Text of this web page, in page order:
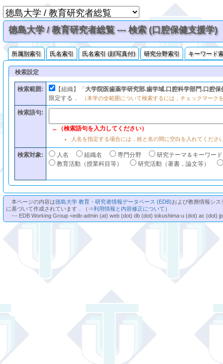
徳島大学 / 教育研究者総覧 --- 検索 (口腔保健支援学)
所属別索引 氏名索引 氏名索引 (顔写真付) 研究分野索引 キーワード
検索設定
検索範囲: 【組織】「 大学院医歯薬学研究部.歯学域.口腔科学部門.口腔
限定する．
（本学の全範囲について検索するには，チェックマーク
検索語句:
←（検索語句を入力してください）
人名を指定する場合には，姓と名の間に空白を入れてくださ
検索対象: 人名 組織名 専門分野
研究テーマ＆キーワード
教育活動（授業科目等）
研究活動（著書，論文等）
本ページの内容は徳島大学 教育・研究者情報データベース (EDB)および教務情報シ
に基づいて作成されています．（⇒利用情報と内容修正について ）
--- EDB Working Group <edb-admin (at) web (dot) db (dot) tokushima-u (dot) ac (dot)